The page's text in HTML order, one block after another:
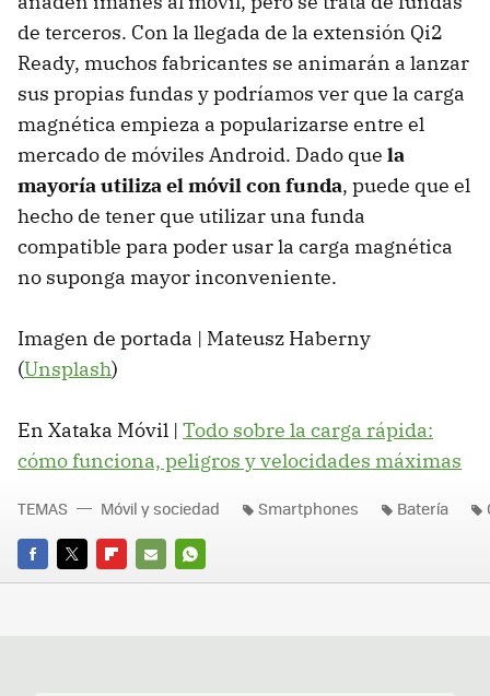
de terceros. Con la llegada de la extensión Qi2
Ready, muchos fabricantes se animarán a lanzar
sus propias fundas y podríamos ver que la carga
magnética empieza a popularizarse entre el
mercado de móviles Android. Dado que la
mayoría utiliza el móvil con funda, puede que el
hecho de tener que utilizar una funda
compatible para poder usar la carga magnética
no suponga mayor inconveniente.
Imagen de portada | Mateusz Haberny
(Unsplash)
En Xataka Móvil | Todo sobre la carga rápida:
cómo funciona, peligros y velocidades máximas
FACEBOOK
TWITTERFLIPBOARD
E-
WHATSAPP
TEMAS Móvil y sociedad Smartphones Batería